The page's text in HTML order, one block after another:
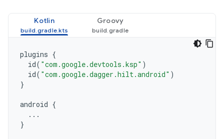
Kotlin Groovy
plugins {
id( "com.google.devtools.ksp" )
id( "com.google.dagger.hilt.android" )
}
android {
...
}